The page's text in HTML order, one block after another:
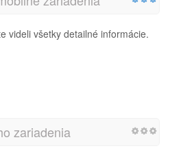
videli všetky detailné informácie.
zariadenia